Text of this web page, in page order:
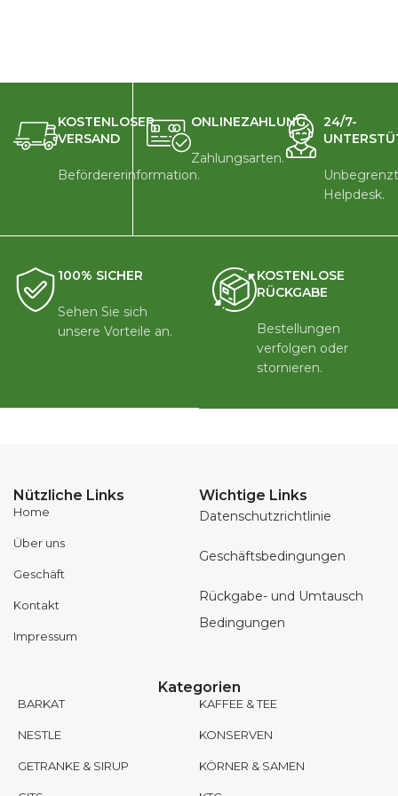
KOSTENLOSER
VERSAND
Befördererinformation.
ONLINEZAHLUNG
Zahlungsarten.
24/7-
Helpdesk.
100% SICHER
Sehen Sie sich
unsere Vorteile an.
KOSTENLOSE
RÜCKGABE
Bestellungen
verfolgen oder
stornieren.
Nützliche Links
Home
Über uns
Geschäft
Kontakt
Impressum
Wichtige Links
Datenschutzrichtlinie
Geschäftsbedingungen
Rückgabe- und Umtausch
Bedingungen
Kategorien
BARKAT
NESTLE
GETRANKE & SIRUP
KAFFEE & TEE
KONSERVEN
KÖRNER & SAMEN